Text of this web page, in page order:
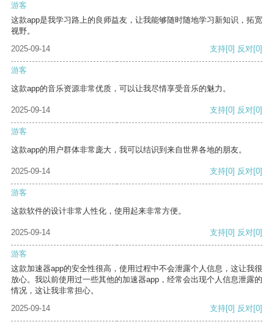
游客
这款app是我学习路上的良师益友，让我能够随时随地学习新知识，拓宽
视野。
2025-09-14
支持[0] 反对[0]
游客
这款app的音乐资源非常优质，可以让我尽情享受音乐的魅力。
2025-09-14 支持[0] 反对[0]
游客
这款app的用户群体非常庞大，我可以结识到来自世界各地的朋友。
2025-09-14 支持[0] 反对[0]
游客
这款软件的设计非常人性化，使用起来非常方便。
2025-09-14 支持[0] 反对[0]
游客
这款加速器app的安全性很高，使用过程中不会泄露个人信息，这让我很
放心。我以前使用过一些其他的加速器app，经常会出现个人信息泄露的
情况，这让我非常担心。
2025-09-14
支持[0] 反对[0]